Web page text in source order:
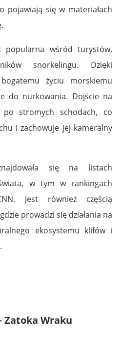
pojawiają się w materiałach
wśród turystów,
snorkelingu. Dzięki
życiu morskiemu
do nurkowania. Dojście na
po stromych schodach, co
i zachowuje jej kameralny
się na listach
w tym w rankingach
Jest również częścią
prowadzi się działania na
ekosystemu klifów i
Zatoka Wraku